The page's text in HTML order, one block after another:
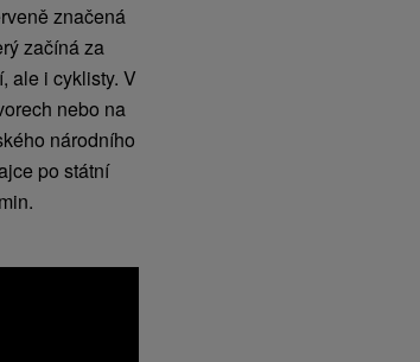
značená
začíná za
ale i cyklisty. V
nebo na
národního
po státní